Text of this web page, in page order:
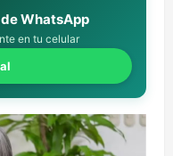
WhatsApp
en tu celular